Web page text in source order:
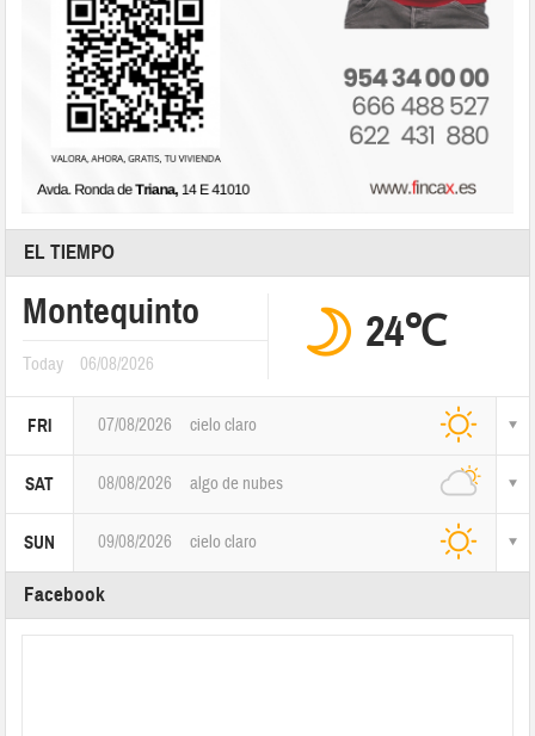
EL TIEMPO
Montequinto
Today 06/08/2026
24℃
FRI 07/08/2026 cielo claro
SAT 08/08/2026 algo de nubes
SUN 09/08/2026 cielo claro
Facebook